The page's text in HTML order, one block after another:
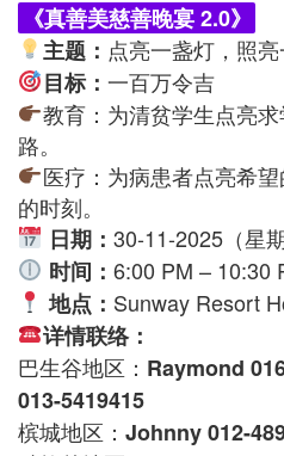
《真善美慈善晚宴 2.0》
主题： 点亮一盏灯，照亮
目标： 一百万令吉
教育：为清贫学生点亮
路。
医疗：为病患者点亮希
的时刻。
日期： 30-11-2025（星期
时间： 6:00 PM – 10:30
地点： Sunway Resort
详情联络：
巴生谷地区： Raymond
013-5419415
槟城地区： Johnny 012-